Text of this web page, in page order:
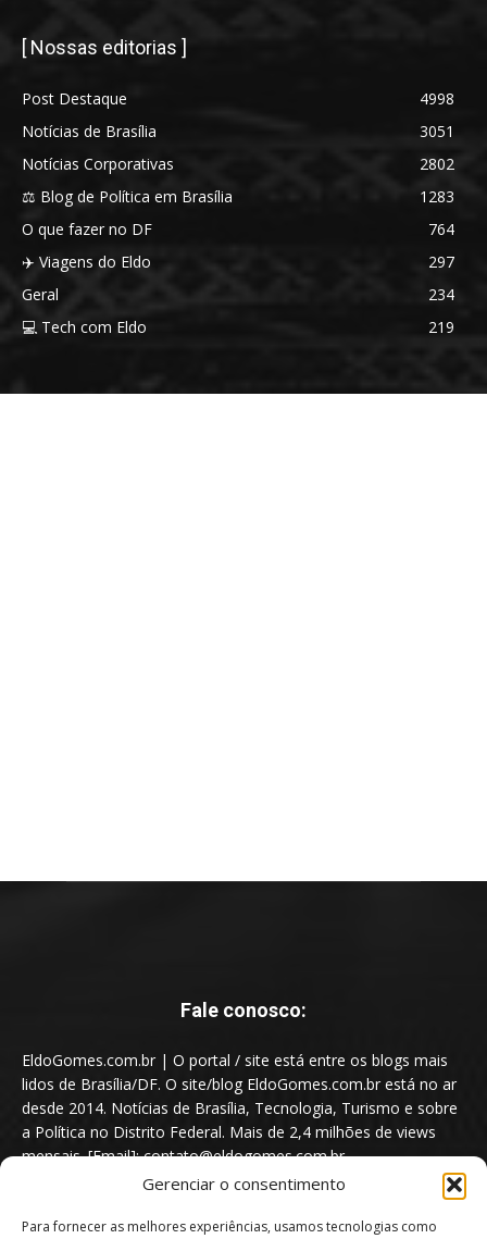
Gerenciar o consentimento
Para fornecer as melhores experiências, usamos tecnologias como
[ Nossas editorias ]
Post Destaque
4998
Notícias de Brasília
3051
Notícias Corporativas
2802
⚖️ Blog de Política em Brasília
1283
O que fazer no DF
764
✈️ Viagens do Eldo
297
Geral
234
💻 Tech com Eldo
219
Fale conosco:
EldoGomes.com.br | O portal / site está entre os blogs mais
lidos de Brasília/DF. O site/blog EldoGomes.com.br está no ar
desde 2014. Notícias de Brasília, Tecnologia, Turismo e sobre
a Política no Distrito Federal. Mais de 2,4 milhões de views
mensais. [Email]: contato@eldogomes.com.br